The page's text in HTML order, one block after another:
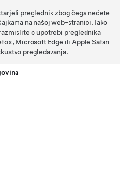
preglednik zbog čega nećete
na našoj web-stranici. Iako
o upotrebi preglednika
, Microsoft Edge ili Apple Safari
pregledavanja.